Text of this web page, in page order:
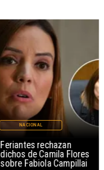
Feriantes rechazan
dichos de Camila Flores
sobre Fabiola Campillai
NACIONAL